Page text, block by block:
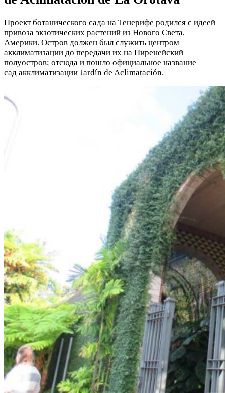
Проект ботанического сада на Тенерифе родился с идеей
привоза экзотических растений из Нового Света,
Америки. Остров должен был служить центром
акклиматизации до передачи их на Пиренейский
полуостров; отсюда и пошло официальное название —
сад акклиматизации Jardín de Aclimatación.